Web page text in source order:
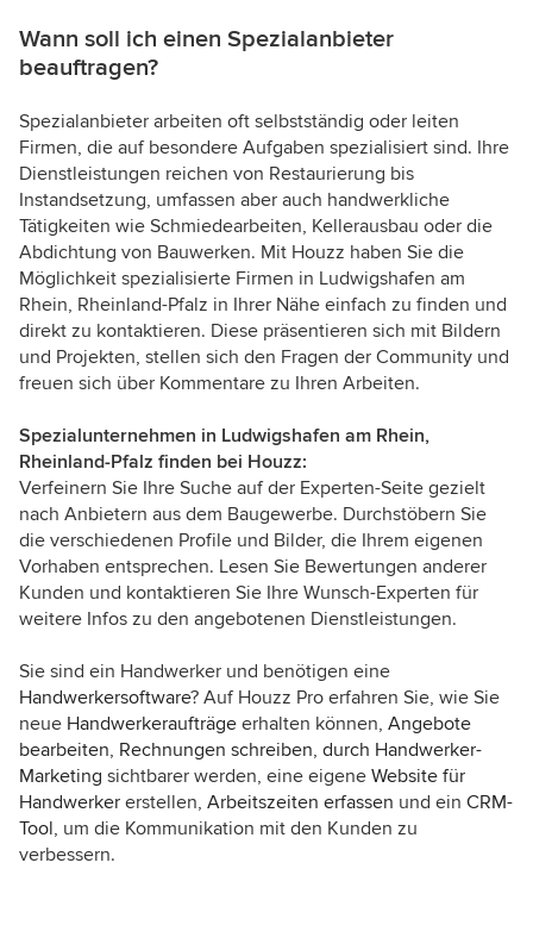
Wann soll ich einen Spezialanbieter
beauftragen?
Spezialanbieter arbeiten oft selbstständig oder leiten
Firmen, die auf besondere Aufgaben spezialisiert sind. Ihre
Dienstleistungen reichen von Restaurierung bis
Instandsetzung, umfassen aber auch handwerkliche
Tätigkeiten wie Schmiedearbeiten, Kellerausbau oder die
Abdichtung von Bauwerken. Mit Houzz haben Sie die
Möglichkeit spezialisierte Firmen in Ludwigshafen am
Rhein, Rheinland-Pfalz in Ihrer Nähe einfach zu finden und
direkt zu kontaktieren. Diese präsentieren sich mit Bildern
und Projekten, stellen sich den Fragen der Community und
freuen sich über Kommentare zu Ihren Arbeiten.
Spezialunternehmen in Ludwigshafen am Rhein,
Rheinland-Pfalz finden bei Houzz:
Verfeinern Sie Ihre Suche auf der Experten-Seite gezielt
nach Anbietern aus dem Baugewerbe. Durchstöbern Sie
die verschiedenen Profile und Bilder, die Ihrem eigenen
Vorhaben entsprechen. Lesen Sie Bewertungen anderer
Kunden und kontaktieren Sie Ihre Wunsch-Experten für
weitere Infos zu den angebotenen Dienstleistungen.
Sie sind ein Handwerker und benötigen eine
Handwerkersoftware? Auf Houzz Pro erfahren Sie, wie Sie
neue Handwerkeraufträge erhalten können, Angebote
bearbeiten, Rechnungen schreiben, durch Handwerker-
Marketing sichtbarer werden, eine eigene Website für
Handwerker erstellen, Arbeitszeiten erfassen und ein CRM-
Tool, um die Kommunikation mit den Kunden zu
verbessern.